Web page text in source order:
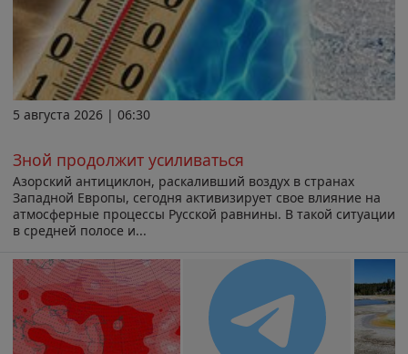
5 августа 2026 | 06:30
Зной продолжит усиливаться
Азорский антициклон, раскаливший воздух в странах
Западной Европы, сегодня активизирует свое влияние на
атмосферные процессы Русской равнины. В такой ситуации
в средней полосе и...